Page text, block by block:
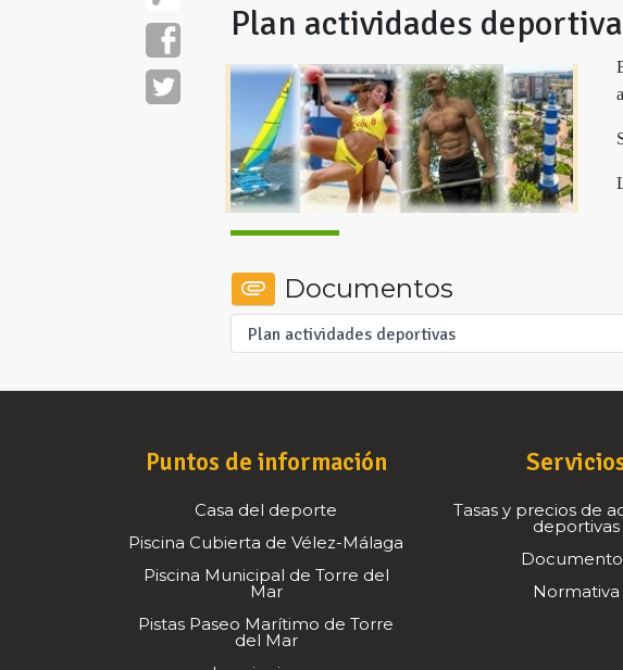
Plan actividades
Documentos
Plan actividades deportivas
Puntos de información
Casa del deporte
Piscina Cubierta de Vélez-Málaga
Piscina Municipal de Torre del
Mar
Pistas Paseo Marítimo de Torre
del Mar
Tasas y precios de
deportivas
Normativa